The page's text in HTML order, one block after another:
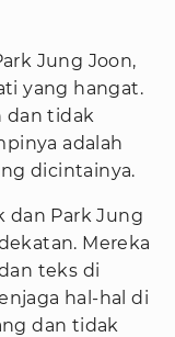
Jung Joon,
yang hangat.
dan tidak
adalah
dicintainya.
dan Park Jung
Mereka
teks di
hal-hal di
dan tidak